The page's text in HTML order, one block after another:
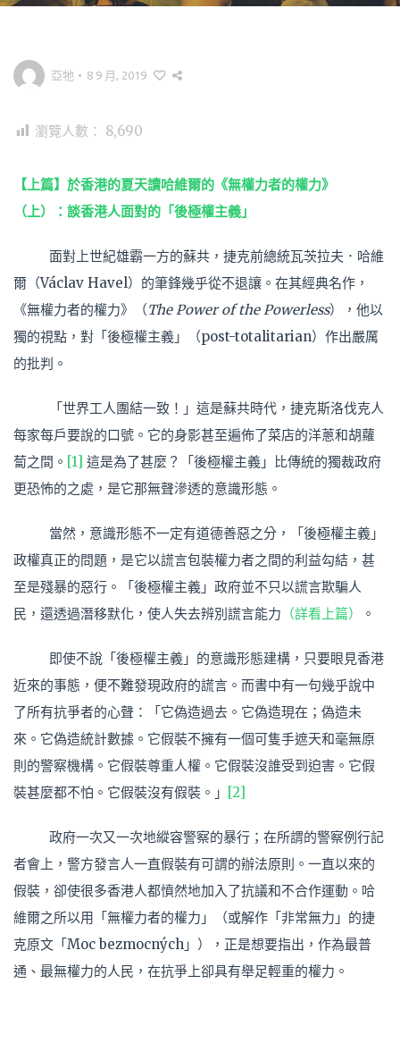
亞牠 • 8 9 月, 2019
瀏覽人數： 8,690
【上篇】於香港的夏天讀哈維爾的《無權力者的權力》
（上）：談香港人面對的「後極權主義」
面對上世紀雄霸一方的蘇共，捷克前總統瓦茨拉夫．哈維
爾（Václav Havel）的筆鋒幾乎從不退讓。在其經典名作，
《無權力者的權力》（The Power of the Powerless），他以
獨的視點，對「後極權主義」（post-totalitarian）作出嚴厲
的批判。
「世界工人團結一致！」這是蘇共時代，捷克斯洛伐克人
每家每戶要說的口號。它的身影甚至遍佈了菜店的洋蔥和胡蘿
蔔之間。 [1] 這是為了甚麼？「後極權主義」比傳統的獨裁政府
更恐怖的之處，是它那無聲滲透的意識形態。
當然，意識形態不一定有道德善惡之分，「後極權主義」
政權真正的問題，是它以謊言包裝權力者之間的利益勾結，甚
至是殘暴的惡行。「後極權主義」政府並不只以謊言欺騙人
民，還透過潛移默化，使人失去辨別謊言能力 （詳看上篇） 。
即使不說「後極權主義」的意識形態建構，只要眼見香港
近來的事態，便不難發現政府的謊言。而書中有一句幾乎說中
了所有抗爭者的心聲：「它偽造過去。它偽造現在；偽造未
來。它偽造統計數據。它假裝不擁有一個可隻手遮天和毫無原
則的警察機構。它假裝尊重人權。它假裝沒誰受到迫害。它假
裝甚麼都不怕。它假裝沒有假裝。」 [2]
政府一次又一次地縱容警察的暴行；在所謂的警察例行記
者會上，警方發言人一直假裝有可謂的辦法原則。一直以來的
假裝，卻使很多香港人都憤然地加入了抗議和不合作運動。哈
維爾之所以用「無權力者的權力」（或解作「非常無力」的捷
克原文「Moc bezmocných」），正是想要指出，作為最普
通、最無權力的人民，在抗爭上卻具有舉足輕重的權力。